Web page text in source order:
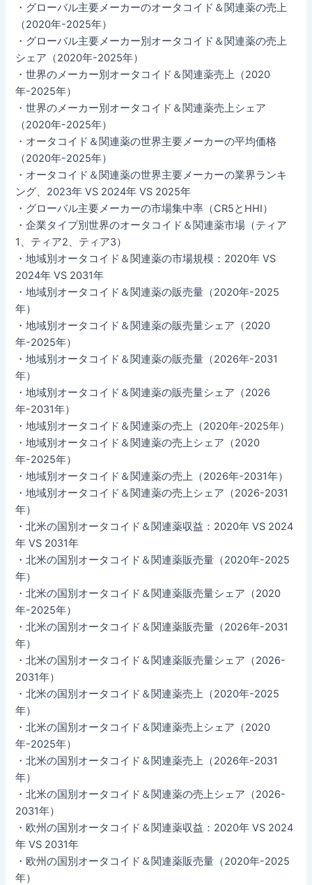
・グローバル主要メーカーのオータコイド＆関連薬の売上
（2020年-2025年）
・グローバル主要メーカー別オータコイド＆関連薬の売上
シェア（2020年-2025年）
・世界のメーカー別オータコイド＆関連薬売上（2020
年-2025年）
・世界のメーカー別オータコイド＆関連薬売上シェア
（2020年-2025年）
・オータコイド＆関連薬の世界主要メーカーの平均価格
（2020年-2025年）
・オータコイド＆関連薬の世界主要メーカーの業界ランキ
ング、2023年 VS 2024年 VS 2025年
・グローバル主要メーカーの市場集中率（CR5とHHI）
・企業タイプ別世界のオータコイド＆関連薬市場（ティア
1、ティア2、ティア3）
・地域別オータコイド＆関連薬の市場規模：2020年 VS
2024年 VS 2031年
・地域別オータコイド＆関連薬の販売量（2020年-2025
年）
・地域別オータコイド＆関連薬の販売量シェア（2020
年-2025年）
・地域別オータコイド＆関連薬の販売量（2026年-2031
年）
・地域別オータコイド＆関連薬の販売量シェア（2026
年-2031年）
・地域別オータコイド＆関連薬の売上（2020年-2025年）
・地域別オータコイド＆関連薬の売上シェア（2020
年-2025年）
・地域別オータコイド＆関連薬の売上（2026年-2031年）
・地域別オータコイド＆関連薬の売上シェア（2026-2031
年）
・北米の国別オータコイド＆関連薬収益：2020年 VS 2024
年 VS 2031年
・北米の国別オータコイド＆関連薬販売量（2020年-2025
年）
・北米の国別オータコイド＆関連薬販売量シェア（2020
年-2025年）
・北米の国別オータコイド＆関連薬販売量（2026年-2031
年）
・北米の国別オータコイド＆関連薬販売量シェア（2026-
2031年）
・北米の国別オータコイド＆関連薬売上（2020年-2025
年）
・北米の国別オータコイド＆関連薬売上シェア（2020
年-2025年）
・北米の国別オータコイド＆関連薬売上（2026年-2031
年）
・北米の国別オータコイド＆関連薬の売上シェア（2026-
2031年）
・欧州の国別オータコイド＆関連薬収益：2020年 VS 2024
年 VS 2031年
・欧州の国別オータコイド＆関連薬販売量（2020年-2025
年）